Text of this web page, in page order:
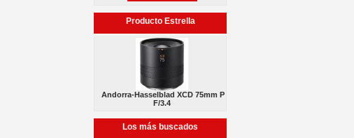
Producto Estrella
Andorra-Hasselblad XCD 75mm P
F/3.4
Los más buscados